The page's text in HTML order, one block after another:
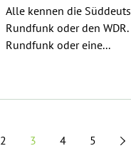
Alle kennen die
Rundfunk oder den
Rundfunk oder eine...
2 3 4 5